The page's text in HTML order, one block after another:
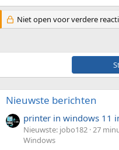
Niet open voor verdere
Nieuwste berichten
printer in windows 11
Nieuwste: jobo182 27
Windows